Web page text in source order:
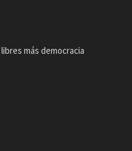
más democracia